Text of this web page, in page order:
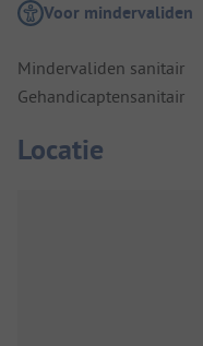
Voor mindervaliden
Mindervaliden sanitair
Gehandicaptensanitair
Locatie